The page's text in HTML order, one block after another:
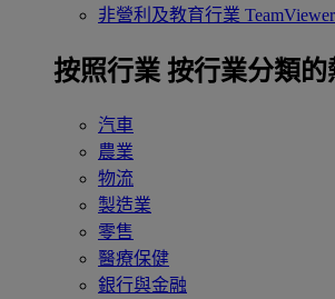
非營利及教育行業
按照行業 按行業分類
汽車
農業
物流
製造業
零售
醫療保健
銀行與金融